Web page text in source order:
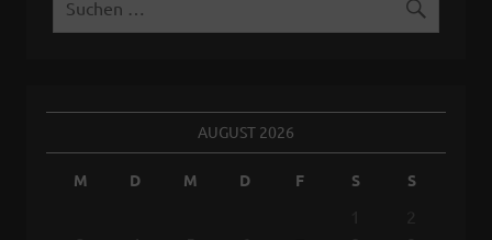
AUGUST 2026
M D M D F S S